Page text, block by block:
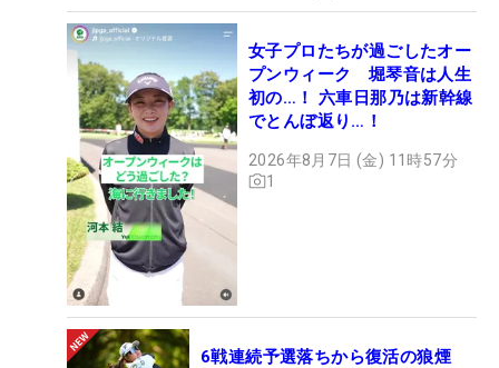
女子プロたちが過ごしたオー
プンウィーク 堀琴音は人生
初の…！ 六車日那乃は新幹線
でとんぼ返り…！
2026年8月7日 (金) 11時57分
1
6戦連続予選落ちから復活の狼煙